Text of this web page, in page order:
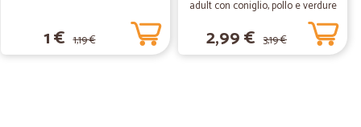
1 € 1,19 €
adult con coniglio, pollo e verdure
2,99 € 3,19 €